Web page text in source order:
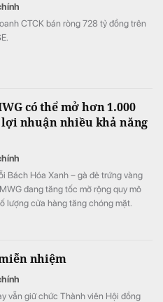
CTCK bán ròng 728 tỷ đồng trên
có thể mở hơn 1.000
nhuận nhiều khả năng
Bách Hóa Xanh – gà đẻ trứng vàng
đang tăng tốc mở rộng quy mô
lượng cửa hàng tăng chóng mặt.
nhiệm
vẫn giữ chức Thành viên Hội đồng